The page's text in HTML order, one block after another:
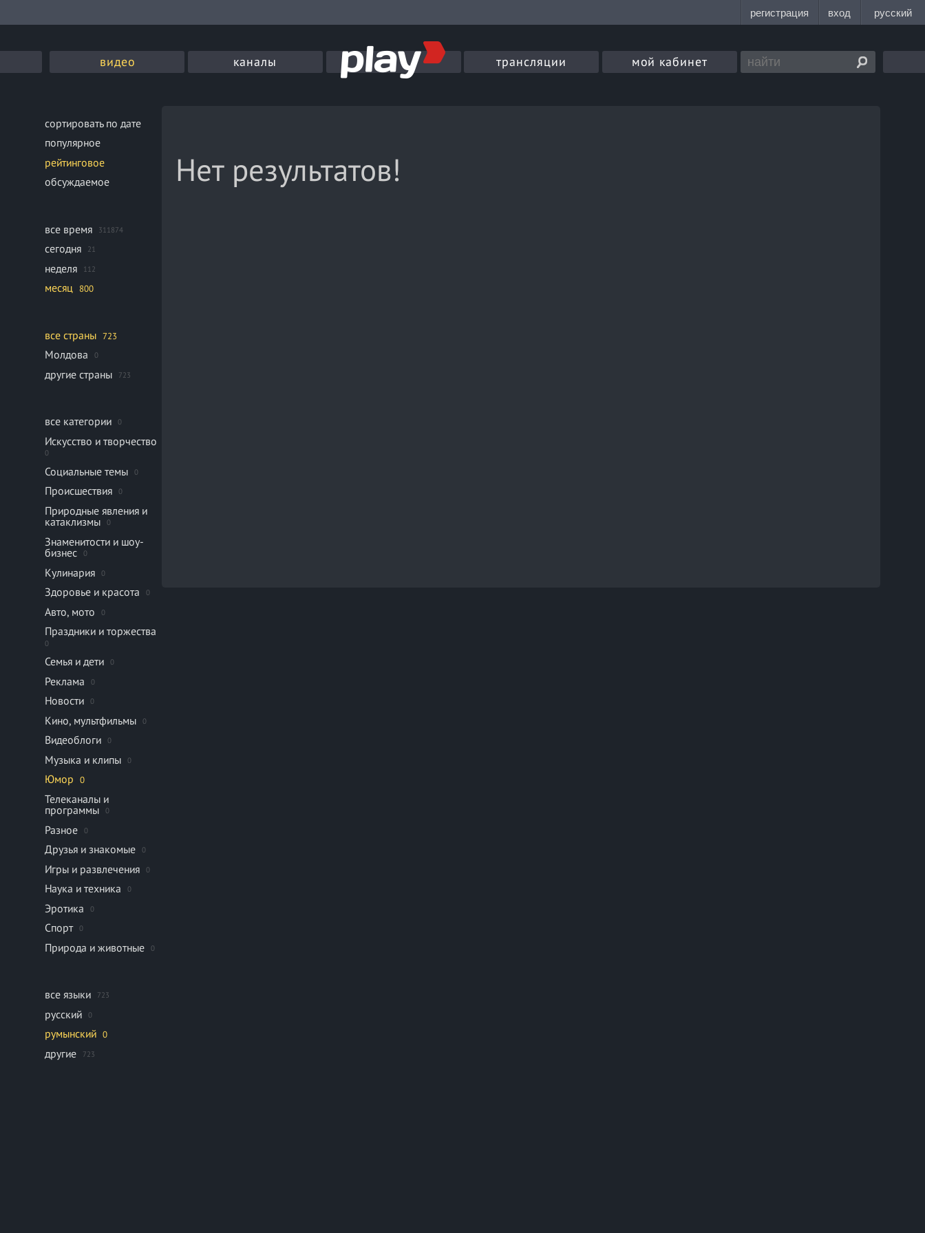
видео каналы трансляции мой кабинет
сортировать по дате
популярное
рейтинговое
обсуждаемое
все время 311874
сегодня 21
неделя 112
месяц 800
все страны 723
Молдова 0
другие страны 723
все категории 0
Искусство и творчество
0
Социальные темы 0
Происшествия 0
Природные явления и
катаклизмы
0
Знаменитости и шоу-
бизнес
0
Кулинария 0
Здоровье и красота 0
Авто, мото 0
Праздники и торжества
0
Семья и дети 0
Реклама 0
Новости 0
Кино, мультфильмы 0
Видеоблоги 0
Музыка и клипы 0
Юмор 0
Телеканалы и
программы
0
Разное 0
Друзья и знакомые 0
Игры и развлечения 0
Наука и техника 0
Эротика 0
Спорт 0
Природа и животные 0
все языки 723
русский 0
румынский 0
другие 723
Нет результатов!